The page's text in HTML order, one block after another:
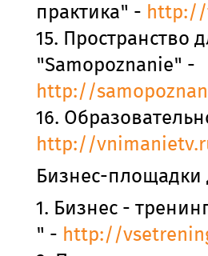
практика" - http://
15. Пространство
"Samopoznanie" -
http://
16.
http://
Бизнес-площадки
1. Бизнес -
" - http://